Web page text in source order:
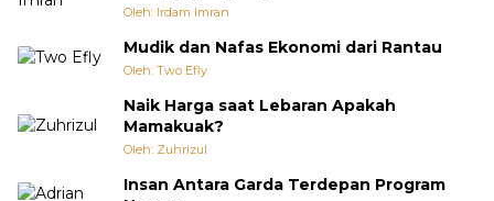
Oleh: Irdam Imran
Mudik dan Nafas Ekonomi dari Rantau
Oleh: Two Efly
Naik Harga saat Lebaran Apakah
Mamakuak?
Oleh: Zuhrizul
Insan Antara Garda Terdepan Program